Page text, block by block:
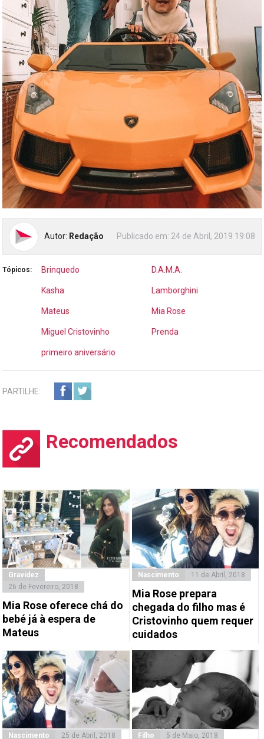
Autor: Redação Publicado em: 24 de Abril, 2019 19:08
Tópicos: Brinquedo D.A.M.A.
Kasha Lamborghini
Mateus Mia Rose
Miguel Cristovinho Prenda
primeiro aniversário
PARTILHE:
Recomendados
Gravidez
26 de Fevereiro, 2018
Mia Rose oferece chá do
bebé já à espera de
Mateus
Nascimento 11 de Abril, 2018
Mia Rose prepara
chegada do filho mas é
Cristovinho quem requer
cuidados
Nascimento 25 de Abril, 2018 Filho 5 de Maio, 2018